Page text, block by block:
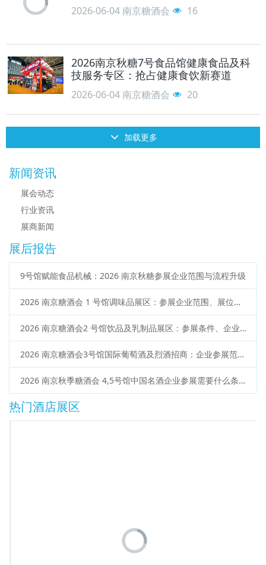
2026-06-04南京糖酒会 16
2026南京秋糖7号食品馆健康食品及科
技服务专区：抢占健康食饮新赛道
2026-06-04南京糖酒会 20
加载更多
新闻资讯
展会动态
行业资讯
展商新闻
展后报告
9号馆赋能食品机械：2026 南京秋糖参展企业范围与流程升级
2026 南京糖酒会 1 号馆调味品展区：参展企业范围、展位类型、申请流程
2026 南京糖酒会2 号馆饮品及乳制品展区：参展条件、企业范围、报名流程
2026 南京糖酒会3号馆国际葡萄酒及烈酒招商：企业参展范围、报名流程、展位预定
2026 南京秋季糖酒会 4,5号馆中国名酒企业参展需要什么条件？范围 + 流程
热门酒店展区